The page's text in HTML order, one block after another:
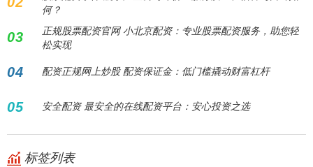
何？
03
正规股票配资官网 小北京配资：专业股票配资服务，助您轻
松实现
04 配资正规网上炒股 配资保证金：低门槛撬动财富杠杆
05 安全配资 最安全的在线配资平台：安心投资之选
标签列表